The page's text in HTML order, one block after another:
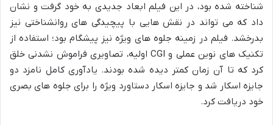
شناخته شده بود، در این فیلم ابعاد جدیدی به خود گرفت و نشان
داد که می تواند در نقش هایی با پیچیدگی های روانشناختی نیز
بدرخشد. فیلم در زمینه جلوه های ویژه نیز پیشگام بود؛ استفاده از
تکنیک های نوین عملی و CGI اولیه، تصاویری فراموش نشدنی خلق
کرد که تا آن زمان کمتر دیده شده بودند. یادآوری کامل نامزد دو
جایزه اسکار شد و جایزه اسکار دستاورد ویژه را برای جلوه های بصری
خود دریافت کرد.